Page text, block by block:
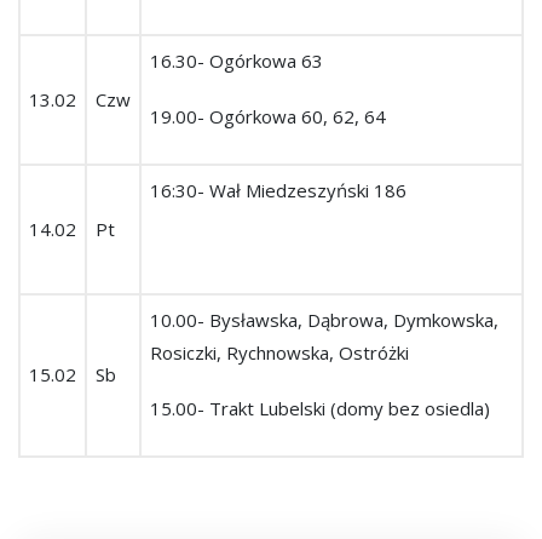
13.02 Czw
16.30- Ogórkowa 63
19.00- Ogórkowa 60, 62, 64
14.02 Pt
16:30- Wał Miedzeszyński 186
15.02 Sb
10.00- Bysławska, Dąbrowa, Dymkowska,
Rosiczki, Rychnowska, Ostróżki
15.00- Trakt Lubelski (domy bez osiedla)